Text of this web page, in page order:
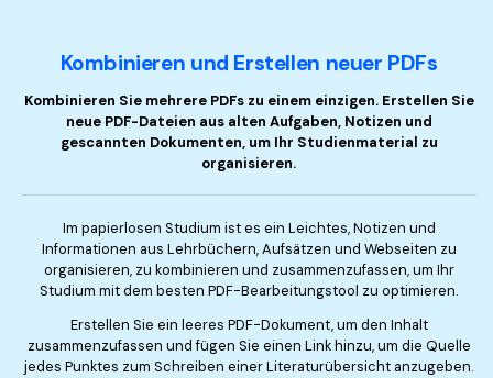
Kombinieren und Erstellen neuer PDFs
Kombinieren Sie mehrere PDFs zu einem einzigen. Erstellen Sie
neue PDF-Dateien aus alten Aufgaben, Notizen und
gescannten Dokumenten, um Ihr Studienmaterial zu
organisieren.
Im papierlosen Studium ist es ein Leichtes, Notizen und
Informationen aus Lehrbüchern, Aufsätzen und Webseiten zu
organisieren, zu kombinieren und zusammenzufassen, um Ihr
Studium mit dem besten PDF-Bearbeitungstool zu optimieren.
Erstellen Sie ein leeres PDF-Dokument, um den Inhalt
zusammenzufassen und fügen Sie einen Link hinzu, um die Quelle
jedes Punktes zum Schreiben einer Literaturübersicht anzugeben.